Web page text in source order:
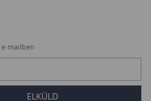
e-mailben